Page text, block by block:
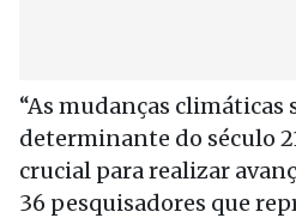
“As mudanças climáticas
determinante do século
crucial para realizar
36 pesquisadores que